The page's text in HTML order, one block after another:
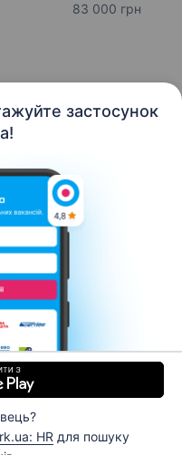
застосунок
HR для пошуку
83 000 грн
Кар’єра
Умови використання
пошуку роботи №1 в